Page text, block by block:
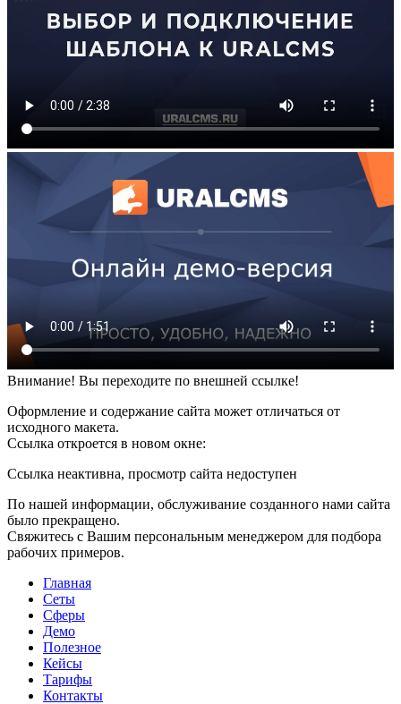
Внимание! Вы переходите по внешней ссылке!
Оформление и содержание сайта может отличаться от
исходного макета.
Ссылка откроется в новом окне:
Ссылка неактивна, просмотр сайта недоступен
По нашей информации, обслуживание созданного нами сайта
было прекращено.
Свяжитесь с Вашим персональным менеджером для подбора
рабочих примеров.
Главная
Сеты
Сферы
Демо
Полезное
Кейсы
Тарифы
Контакты